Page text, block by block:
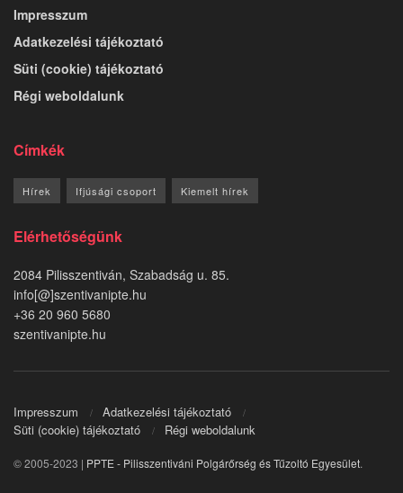
Impresszum
Adatkezelési tájékoztató
Süti (cookie) tájékoztató
Régi weboldalunk
Címkék
Hírek Ifjúsági csoport Kiemelt hírek
Elérhetőségünk
2084 Pilisszentiván, Szabadság u. 85.
info[@]szentivanipte.hu
+36 20 960 5680
szentivanipte.hu
Impresszum
Adatkezelési tájékoztató
Süti (cookie) tájékoztató
Régi weboldalunk
© 2005-2023 | PPTE - Pilisszentiváni Polgárőrség és Tűzoltó Egyesület.